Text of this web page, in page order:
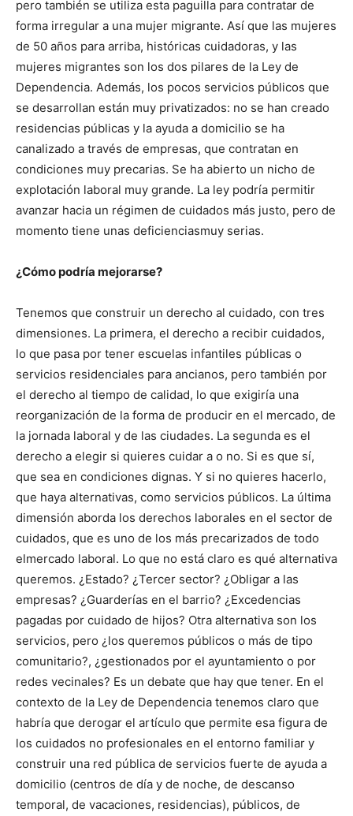
pero también se utiliza esta paguilla para contratar de
forma irregular a una mujer migrante. Así que las mujeres
de 50 años para arriba, históricas cuidadoras, y las
mujeres migrantes son los dos pilares de la Ley de
Dependencia. Además, los pocos servicios públicos que
se desarrollan están muy privatizados: no se han creado
residencias públicas y la ayuda a domicilio se ha
canalizado a través de empresas, que contratan en
condiciones muy precarias. Se ha abierto un nicho de
explotación laboral muy grande. La ley podría permitir
avanzar hacia un régimen de cuidados más justo, pero de
momento tiene unas deficienciasmuy serias.
¿Cómo podría mejorarse?
Tenemos que construir un derecho al cuidado, con tres
dimensiones. La primera, el derecho a recibir cuidados,
lo que pasa por tener escuelas infantiles públicas o
servicios residenciales para ancianos, pero también por
el derecho al tiempo de calidad, lo que exigiría una
reorganización de la forma de producir en el mercado, de
la jornada laboral y de las ciudades. La segunda es el
derecho a elegir si quieres cuidar a o no. Si es que sí,
que sea en condiciones dignas. Y si no quieres hacerlo,
que haya alternativas, como servicios públicos. La última
dimensión aborda los derechos laborales en el sector de
cuidados, que es uno de los más precarizados de todo
elmercado laboral. Lo que no está claro es qué alternativa
queremos. ¿Estado? ¿Tercer sector? ¿Obligar a las
empresas? ¿Guarderías en el barrio? ¿Excedencias
pagadas por cuidado de hijos? Otra alternativa son los
servicios, pero ¿los queremos públicos o más de tipo
comunitario?, ¿gestionados por el ayuntamiento o por
redes vecinales? Es un debate que hay que tener. En el
contexto de la Ley de Dependencia tenemos claro que
habría que derogar el artículo que permite esa figura de
los cuidados no profesionales en el entorno familiar y
construir una red pública de servicios fuerte de ayuda a
domicilio (centros de día y de noche, de descanso
temporal, de vacaciones, residencias), públicos, de